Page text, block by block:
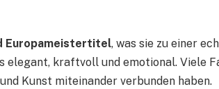
Europameistertitel, was sie zu einer
kraftvoll und emotional. Viele
Kunst miteinander verbunden haben.